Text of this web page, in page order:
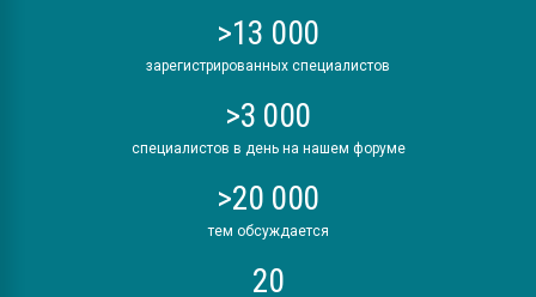
>13 000
зарегистрированных специалистов
>3 000
специалистов в день на нашем форуме
>20 000
тем обсуждается
20